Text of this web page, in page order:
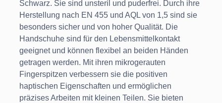
Schwarz. Sie sind unsteril und puderfrei. Durch ihre
Herstellung nach EN 455 und AQL von 1,5 sind sie
besonders sicher und von hoher Qualität. Die
Handschuhe sind für den Lebensmittelkontakt
geeignet und können flexibel an beiden Händen
getragen werden. Mit ihren mikrogerauten
Fingerspitzen verbessern sie die positiven
haptischen Eigenschaften und ermöglichen
präzises Arbeiten mit kleinen Teilen. Sie bieten